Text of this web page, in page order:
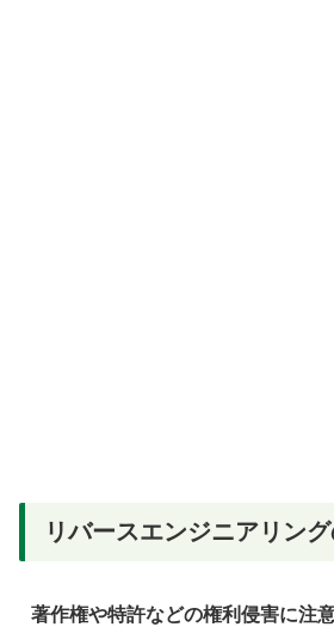
リバースエンジニアリン
著作権や特許などの権利侵害に注